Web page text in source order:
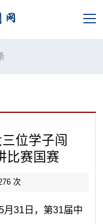
位学子闯
比赛国赛
次
月31日，第31届中